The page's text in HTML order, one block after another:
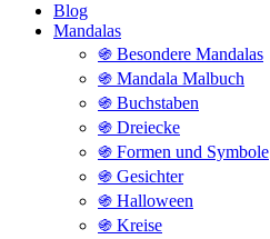
Blog
Mandalas
֍ Besondere Mandalas
֍ Mandala Malbuch
֍ Buchstaben
֍ Dreiecke
֍ Formen und Symbole
֍ Gesichter
֍ Halloween
֍ Kreise